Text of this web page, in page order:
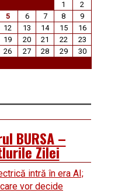
1
2
5 6 7 8
9
12 13 14 15
16
19 20 21 22
23
26 27 28 29
30
BURSA –
Zilei
intră în era AI;
vor decide